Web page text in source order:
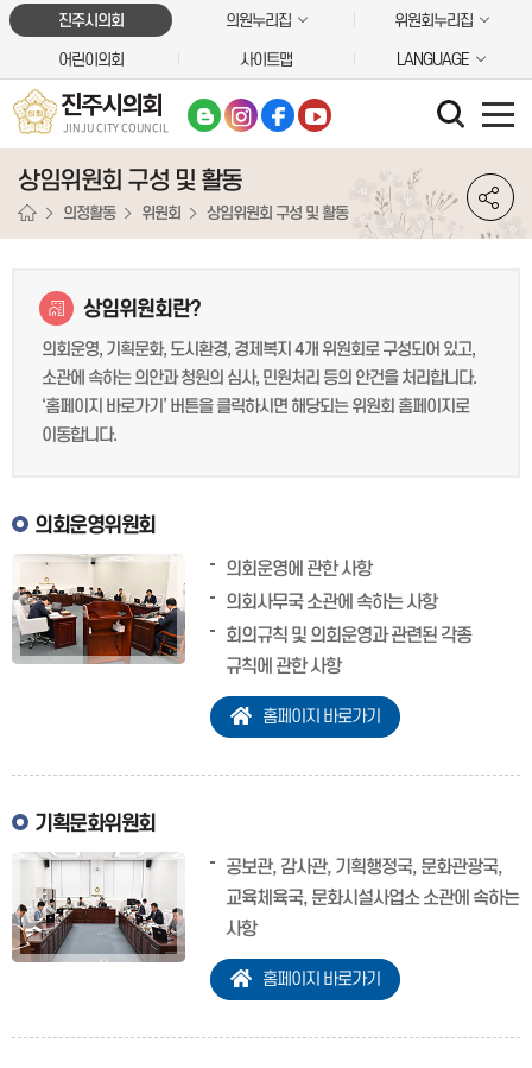
본문바로가기진주시의회 의원누리집 위원회누리집
어린이의회 사이트맵 LANGUAGE
진주시의회
JINJU CITY COUNCIL
상임위원회 구성 및 활동
의정활동 위원회 상임위원회 구성 및 활동
상임위원회란?
의회운영, 기획문화, 도시환경, 경제복지 4개 위원회로 구성되어 있고,
소관에 속하는 의안과 청원의 심사, 민원처리 등의 안건을 처리합니다.
‘홈페이지 바로가기’ 버튼을 클릭하시면 해당되는 위원회 홈페이지로
이동합니다.
의회운영위원회
의회운영에 관한 사항
의회사무국 소관에 속하는 사항
회의규칙 및 의회운영과 관련된 각종
규칙에 관한 사항
홈페이지 바로가기
기획문화위원회
공보관, 감사관, 기획행정국, 문화관광국,
교육체육국, 문화시설사업소 소관에 속하는
사항
홈페이지 바로가기